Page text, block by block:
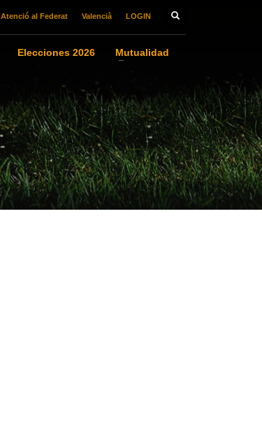
Atenció al Federat Valencià LOGIN
Elecciones 2026
Mutualidad